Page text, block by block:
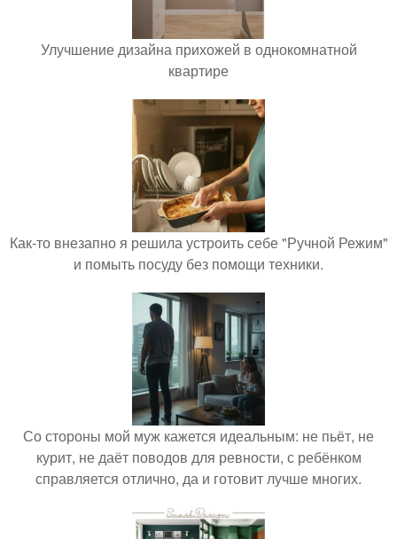
Улучшение дизайна прихожей в однокомнатной
квартире
Как-то внезапно я решила устроить себе "Ручной Режим"
и помыть посуду без помощи техники.
Со стороны мой муж кажется идеальным: не пьёт, не
курит, не даёт поводов для ревности, с ребёнком
справляется отлично, да и готовит лучше многих.